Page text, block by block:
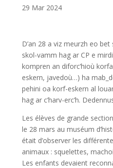
29 Mar 2024
D’an 28 a viz meurzh eo
skol-vamm hag ar CP e
kompren an diforc’hioù
eskern, javedoù…) ha
pehini oa korf-eskern al
hag ar c’harv-erc’h.
Les élèves de grande
le 28 mars au muséum
était d’observer les
animaux : squelettes,
Les enfants devaient